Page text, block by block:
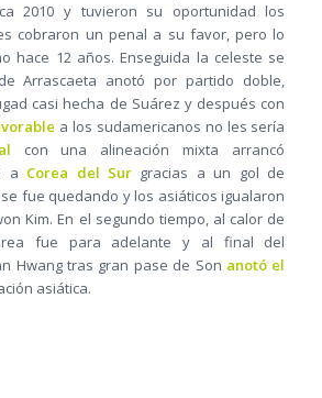
2010 y tuvieron su oportunidad los
cobraron un penal a su favor, pero lo
hace 12 años. Enseguida la celeste se
Arrascaeta anotó por partido doble,
casi hecha de Suárez y después con
a los sudamericanos no les sería
con una alineación mixta arrancó
a Corea del Sur gracias a un gol de
fue quedando y los asiáticos igualaron
Kim. En el segundo tiempo, al calor de
fue para adelante y al final del
Hwang tras gran pase de Son anotó el
asiática.